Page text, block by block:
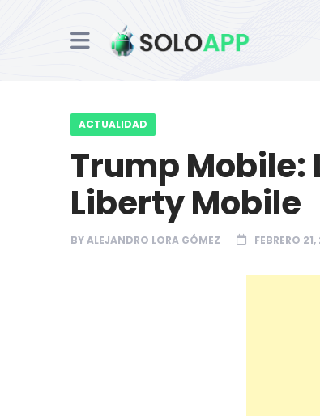
ACTUALIDAD
Trump Mobile:
Liberty Mobile
BYALEJANDRO LORA GÓMEZ FEBRERO